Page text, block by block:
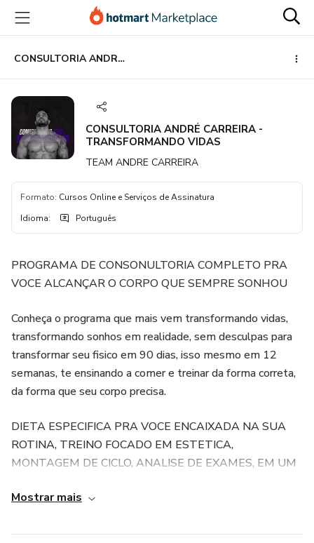
para
conteúdo
principal
para
pagamento
para
rodapé
CONSULTORIA ANDRÉ CARREIRA - TRANSFORMANDO VIDAS
CONSULTORIA ANDRÉ CARREIRA -
TRANSFORMANDO VIDAS
TEAM ANDRE CARREIRA
Formato: Cursos Online e Serviços de Assinatura
Idioma: Português
PROGRAMA DE CONSONULTORIA COMPLETO PRA
VOCE ALCANÇAR O CORPO QUE SEMPRE SONHOU
Conheça o programa que mais vem transformando vidas,
transformando sonhos em realidade, sem desculpas para
transformar seu fisico em 90 dias, isso mesmo em 12
semanas, te ensinando a comer e treinar da forma correta,
da forma que seu corpo precisa.
DIETA ESPECIFICA PRA VOCE ENCAIXADA NA SUA
ROTINA, TREINO FOCADO EM ESTETICA,
MONTAGEM DE CICLO, ANALISE DE EXAMES, EM UM
ONDE VOCE RECEBERA MUITO MAIS QUE
Mostrar mais